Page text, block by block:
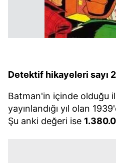
Detektif hikayeleri sayı
Batman'in içinde olduğu
yayınlandığı yıl olan
Şu anki değeri ise